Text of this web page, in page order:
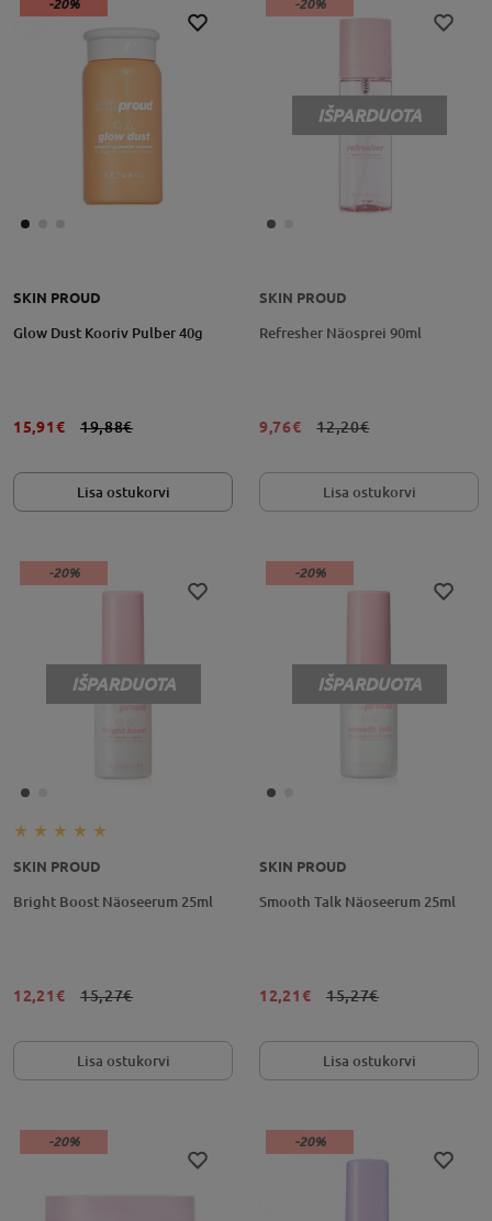
-20%
SKIN PROUD
Glow Dust Kooriv Pulber 40g
15,91€ 19,88€
Lisa ostukorvi
IŠPARDUOTA
-20%
SKIN PROUD
Refresher Näosprei 90ml
9,76€ 12,20€
Lisa ostukorvi
IŠPARDUOTA
-20%
SKIN PROUD
Bright Boost Näoseerum 25ml
12,21€ 15,27€
Lisa ostukorvi
IŠPARDUOTA
-20%
SKIN PROUD
Smooth Talk Näoseerum 25ml
12,21€ 15,27€
Lisa ostukorvi
-20% -20%